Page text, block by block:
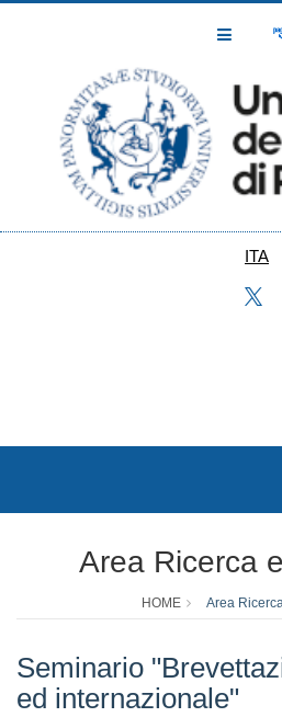
Toggle
ITA
Area Ricerca
HOME Area
Seminario
ed internazionale"